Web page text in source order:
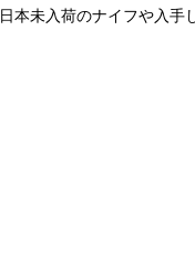
日本未入荷のナイフや入手